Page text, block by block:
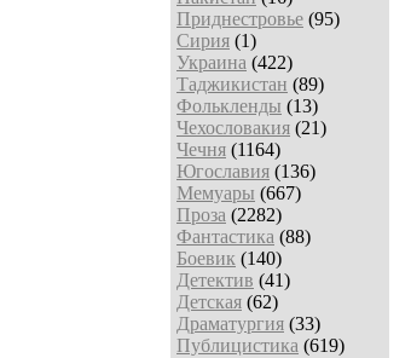
Приднестровье (95)
Сирия (1)
Украина (422)
Таджикистан (89)
Фолькленды (13)
Чехословакия (21)
Чечня (1164)
Югославия (136)
Мемуары (667)
Проза (2282)
Фантастика (88)
Боевик (140)
Детектив (41)
Детская (62)
Драматургия (33)
Публицистика (619)